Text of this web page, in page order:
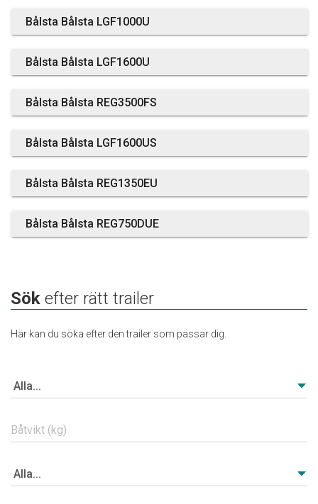
Bålsta Bålsta LGF1000U
Bålsta Bålsta LGF1600U
Bålsta Bålsta REG3500FS
Bålsta Bålsta LGF1600US
Bålsta Bålsta REG1350EU
Bålsta Bålsta REG750DUE
Sök efter rätt trailer
Här kan du söka efter den trailer som passar dig.